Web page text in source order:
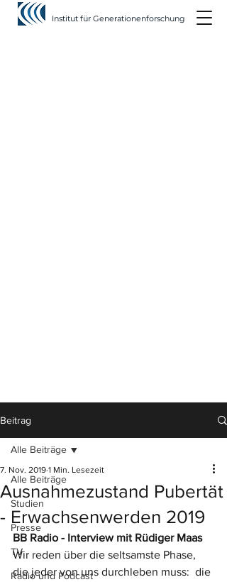
Institut für Generationenforschung
Beitrag
Alle Beiträge
Studien
Presse
TV
Radio und Podcast
Alle Beiträge
Ausnahmezustand Pubertät
- Erwachsenwerden 2019
7. Nov. 2019 1 Min. Lesezeit
BB Radio - Interview mit Rüdiger Maas
Wir reden über die seltsamste Phase,
die jeder von uns durchleben muss:  die